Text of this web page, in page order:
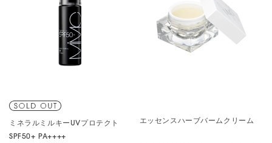
ミネラルミルキーUVプロテクト
SPF50+ PA++++
エッセンスハーブバームクリーム